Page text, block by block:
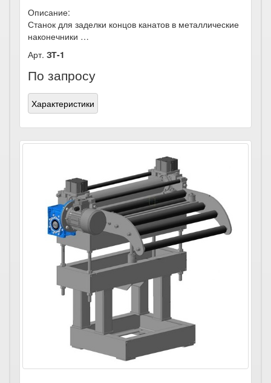
Описание:
Станок для заделки концов канатов в металлические
наконечники …
Арт. ЗТ-1
По запросу
Характеристики